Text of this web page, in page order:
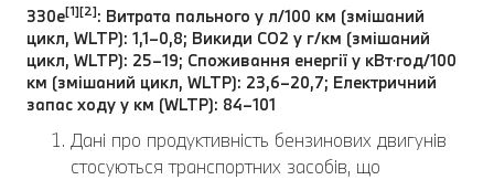
330e[1][2]: Витрата пального у л/100 км (змішаний
цикл, WLTP): 1,1–0,8; Викиди CO2 у г/км (змішаний
цикл, WLTP): 25–19; Споживання енергії у кВт⋅год/100
км (змішаний цикл, WLTP): 23,6–20,7; Електричний
запас ходу у км (WLTP): 84–101
Дані про продуктивність бензинових двигунів
стосуються транспортних засобів, що